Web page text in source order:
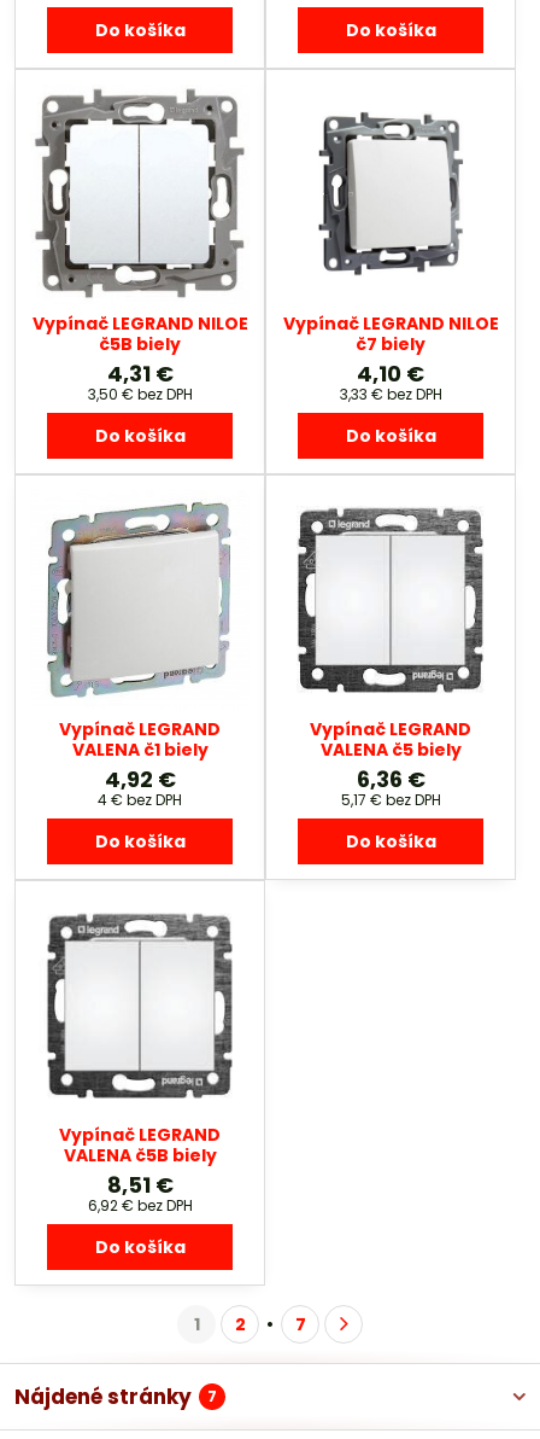
Do košíka Do košíka
Vypínač LEGRAND NILOE
č5B biely
4,31 €
3,50 € bez DPH
Do košíka
Vypínač LEGRAND NILOE
č7 biely
4,10 €
3,33 € bez DPH
Do košíka
Vypínač LEGRAND
VALENA č1 biely
4,92 €
4 € bez DPH
Do košíka
Vypínač LEGRAND
VALENA č5 biely
6,36 €
5,17 € bez DPH
Do košíka
Vypínač LEGRAND
VALENA č5B biely
8,51 €
6,92 € bez DPH
Do košíka
1 2 7
Nájdené stránky 7